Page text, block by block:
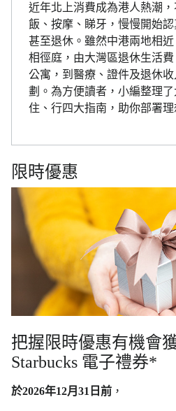
近年北上消費成為港人熱潮
飯、按摩、睇牙，慢慢開始
甚至退休。雖然中港兩地相
相徑庭，由大灣區退休生活
公寓，到醫療、證件及退休
劃。為方便讀者，小編整理了
住、行四大指南，助你部署理
限時優惠
把握限時優惠有機會
Starbucks 電子禮券*
於2026年12月31日前 ，